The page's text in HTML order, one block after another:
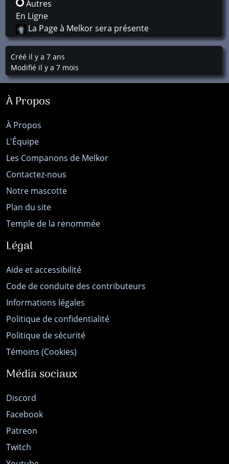
Autres
En Ligne
La Page à Melkor sera présente
Créé il y a 7 ans
Modifié il y a 7 mois
À Propos
À Propos
L'Équipe
Les Companons de Melkor
Contactez-nous
Notre mascotte
Plan du site
Temple de la renommée
Légal
Aide et accessibilité
Code de conduite des contributeurs
Informations légales
Politique de confidentialité
Politique de sécurité
Témoins (Cookies)
Média sociaux
Discord
Facebook
Patreon
Twitch